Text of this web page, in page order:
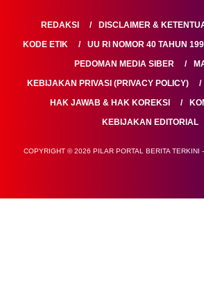
REDAKSI
DISCLAIMER &
KODE ETIK
UU RI NOMOR 40 TAHUN
PEDOMAN MEDIA SIBER
KEBIJAKAN PRIVASI (PRIVACY POLICY)
HAK JAWAB & HAK KOREKSI
KEBIJAKAN EDITORIAL
COPYRIGHT © 2026 PILAR PORTAL BERITA TERKINI